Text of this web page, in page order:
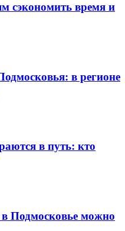
сэкономить время и
в регионе
в путь: кто
Подмосковье можно